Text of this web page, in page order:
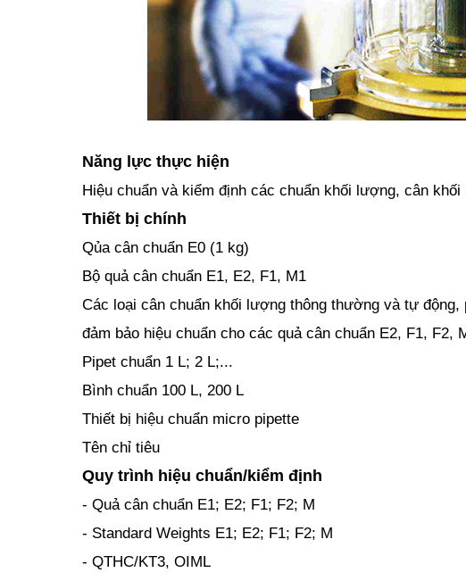
Năng lực thực hiện
Hiệu chuẩn và kiểm định các chuẩn khối lượng, cân
Thiết bị chính
Qủa cân chuẩn E0 (1 kg)
Bộ quả cân chuẩn E1, E2, F1, M1
Các loại cân chuẩn khối lượng thông thường và tự động,
đảm bảo hiệu chuẩn cho các quả cân chuẩn E2, F1, F2,
Pipet chuẩn 1 L; 2 L;...
Bình chuẩn 100 L, 200 L
Thiết bị hiệu chuẩn micro pipette
Tên chỉ tiêu
Quy trình hiệu chuẩn/kiểm định
- Quả cân chuẩn E1; E2; F1; F2; M
- Standard Weights E1; E2; F1; F2; M
- QTHC/KT3, OIML